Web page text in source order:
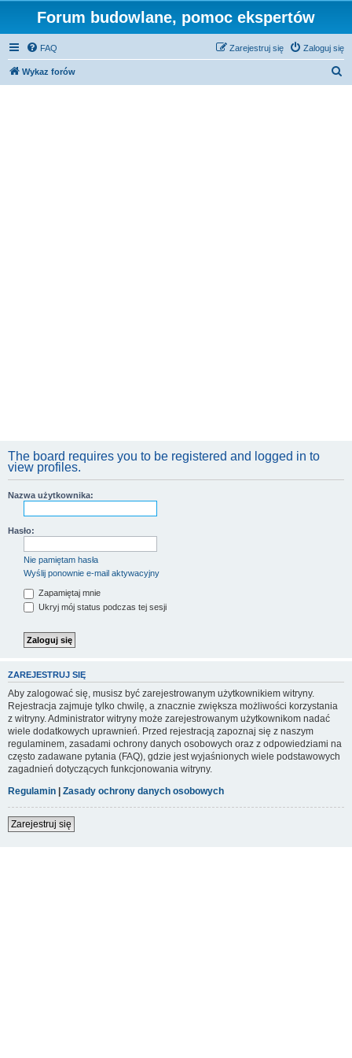
Forum budowlane, pomoc ekspertów
FAQ Zaloguj się
Zarejestruj się
Wykaz forów
The board requires you to be registered and logged in to
view profiles.
Nazwa użytkownika:
Hasło:
Nie pamiętam hasła
Wyślij ponownie e-mail aktywacyjny
Zapamiętaj mnie
Ukryj mój status podczas tej sesji
ZAREJESTRUJ SIĘ
Aby zalogować się, musisz być zarejestrowanym użytkownikiem witryny.
Rejestracja zajmuje tylko chwilę, a znacznie zwiększa możliwości korzystania
z witryny. Administrator witryny może zarejestrowanym użytkownikom nadać
wiele dodatkowych uprawnień. Przed rejestracją zapoznaj się z naszym
regulaminem, zasadami ochrony danych osobowych oraz z odpowiedziami na
często zadawane pytania (FAQ), gdzie jest wyjaśnionych wiele podstawowych
zagadnień dotyczących funkcjonowania witryny.
Regulamin | Zasady ochrony danych osobowych
Zarejestruj się